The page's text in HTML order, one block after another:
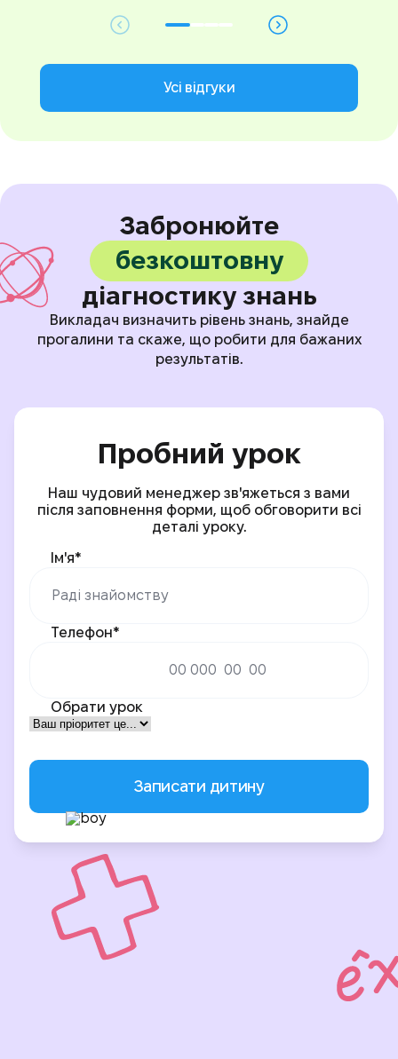
Усі відгуки
Забронюйте
безкоштовну
діагностику знань
Викладач визначить рівень знань, знайде
прогалини та скаже, що робити для бажаних
результатів.
Пробний урок
Наш чудовий менеджер зв'яжеться з вами
після заповнення форми, щоб обговорити всі
деталі уроку.
Ім'я*
Телефон*
Обрати урок